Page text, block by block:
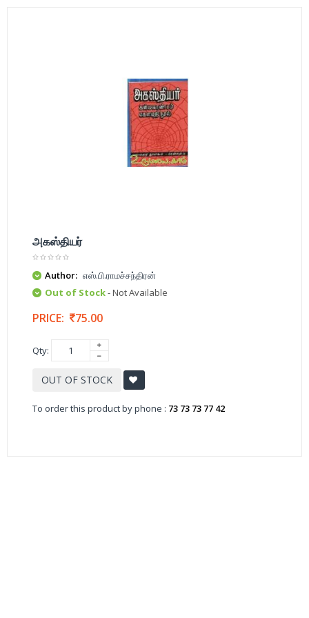
அகஸ்தியர்
Author: எஸ்.பி.ராமச்சந்திரன்
Out of Stock- Not Available
PRICE: 75.00
Qty:
OUT OF STOCK
To order this product by phone : 73 73 73 77 42